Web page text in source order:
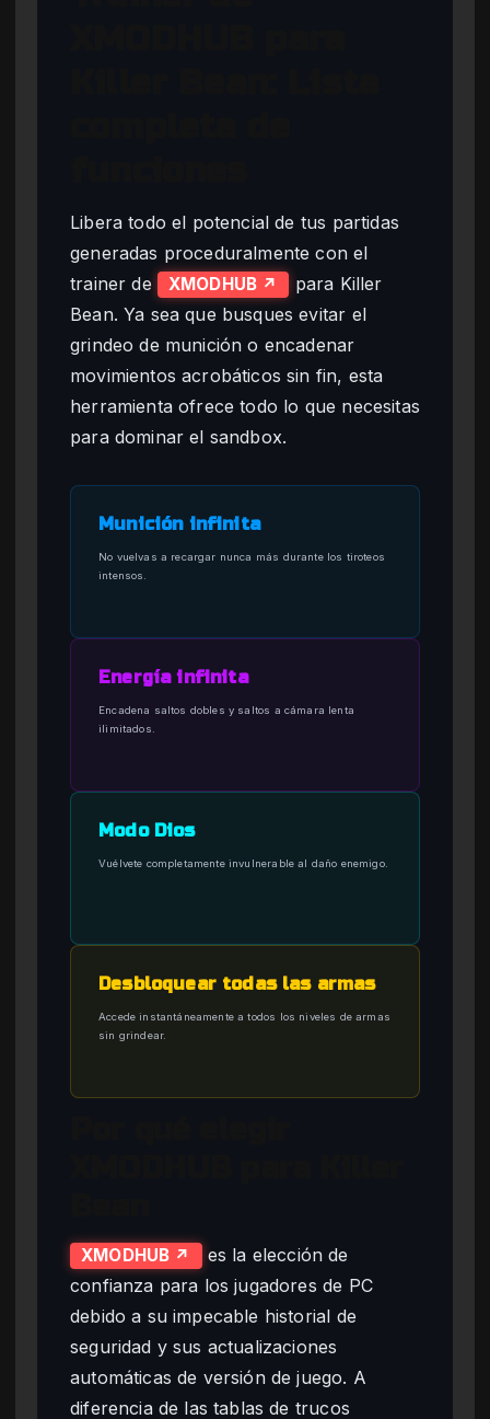
Libera todo el potencial de tus partidas
generadas proceduralmente con el
trainer de
XMODHUB ↗
para Killer
Bean. Ya sea que busques evitar el
grindeo de munición o encadenar
movimientos acrobáticos sin fin, esta
herramienta ofrece todo lo que necesitas
para dominar el sandbox.
Munición infinita
No vuelvas a recargar nunca más durante los tiroteos
intensos.
Energía infinita
Encadena saltos dobles y saltos a cámara lenta
ilimitados.
Modo Dios
Vuélvete completamente invulnerable al daño enemigo.
Desbloquear todas las armas
Accede instantáneamente a todos los niveles de armas
sin grindear.
XMODHUB ↗
es la elección de
confianza para los jugadores de PC
debido a su impecable historial de
seguridad y sus actualizaciones
automáticas de versión de juego. A
diferencia de las tablas de trucos